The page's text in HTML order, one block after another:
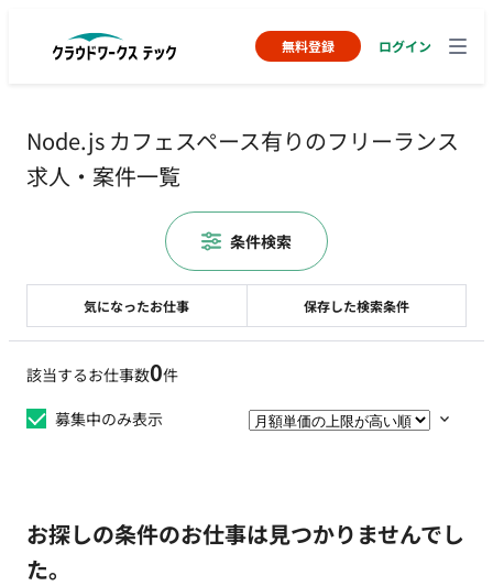
無料登録 ログイン
Node.js カフェスペース有りのフリーランス
求人・案件一覧
該当するお仕事数0件
募集中のみ表示
お探しの条件のお仕事は見つかりませんでし
た。
気になったお仕事 保存した検索条件
条件検索